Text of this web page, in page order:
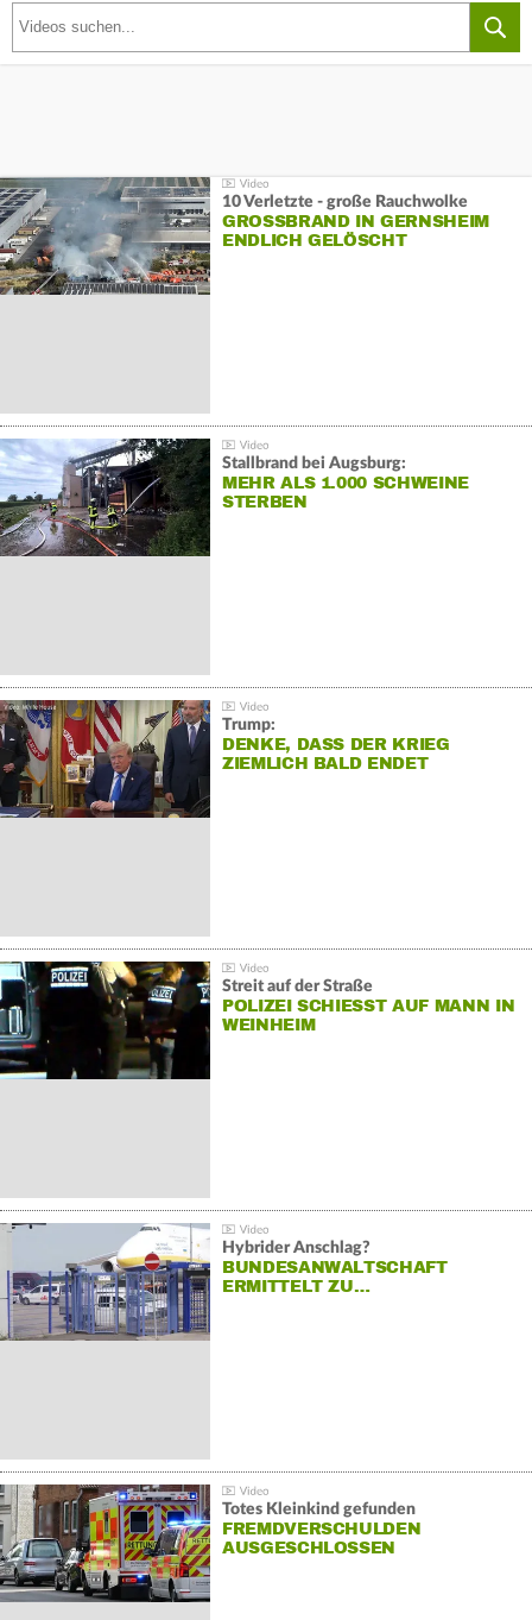
10 Verletzte - große Rauchwolke
GROSSBRAND IN GERNSHEIM E
NDLICH GELÖSCHT
Stallbrand bei Augsburg:
MEHR ALS 1.000 SCHWEINE
STERBEN
Trump:
DENKE, DASS DER KRIEG
ZIEMLICH BALD ENDET
Streit auf der Straße
POLIZEI SCHIESST AUF MANN IN W
EINHEIM
Hybrider Anschlag?
BUNDESANWALTSCHAFT
ERMITTELT ZU…
Totes Kleinkind gefunden
FREMDVERSCHULDEN
AUSGESCHLOSSEN